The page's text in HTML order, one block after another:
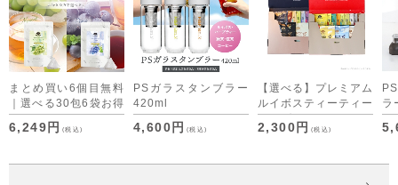
まとめ買い6個目無料
｜選べる30包6袋お得
セット デカフェコー
ヒーも仲間入り
6,249円 (税込)
PSガラスタンブラー
420ml
4,600円 (税込)
【選べる】プレミアム
ルイボスティーティー
バッグ・デカフェコー
ヒー アソート （ON
便 1/1]
2,300円 (税込)
ラ